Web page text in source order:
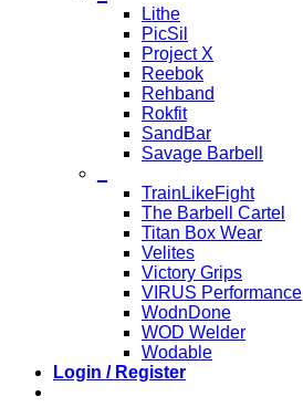
Lithe
PicSil
Project X
Reebok
Rehband
Rokfit
SandBar
Savage Barbell
TrainLikeFight
The Barbell Cartel
Titan Box Wear
Velites
Victory Grips
VIRUS Performance
WodnDone
WOD Welder
Wodable
Login / Register